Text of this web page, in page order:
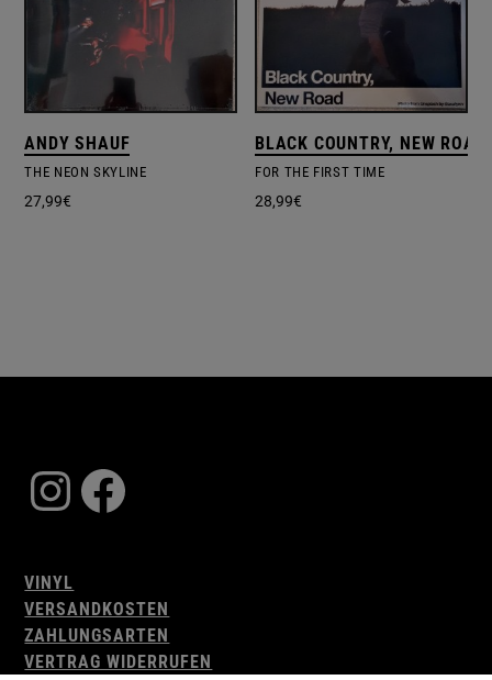
ANDY SHAUF
THE NEON SKYLINE
27,99€
BLACK COUNTRY, NEW ROAD
FOR THE FIRST TIME
28,99€
Instagram
Facebook
VINYL
VERSANDKOSTEN
ZAHLUNGSARTEN
VERTRAG WIDERRUFEN